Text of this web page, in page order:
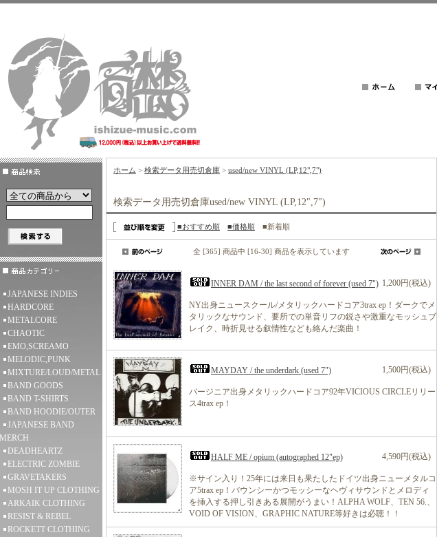
JAPANESE INDIES
HARDCORE
METALCORE
CHAOTIC
EMO,SCREAMO
MELODIC,PUNK
MIXTURE/LOUD/METAL
BAND GOODS
BAND T-SHIRTS
BAND HOODIE/OUTER
JAPANESE BAND
MERCH
DEADHEARTZ
ELECTRIC ZOMBIE
GRAVETAKERS
MOSH IT UP CLOTHING
ARKAIK CLOTHING
RESIST & REBEL
ROCKETT CLOTHING
ホーム > 検索データ用売切倉庫 > used/new VINYL (LP,12",7")
検索データ用売切倉庫used/new VINYL (LP,12",7")
■おすすめ順 ■価格順 ■新着順
全 [365] 商品中 [16-30] 商品を表示しています
INNER DAM / the last second of forever (used 7") 1,200円(税込)
NY出身ニュースクール/メタリックハードコア3trax ep！ダークでメ
タリックなサウンド、要所での単音リフの鋭さや激重なモッシュブ
レイク、時折見せる叙情性なども絡んだ楽曲！
MAYDAY / the underdark (used 7") 1,500円(税込)
バージニア出身メタリックハードコア92年VICIOUS CIRCLEリリー
ス4trax ep！
HALF ME / opium (autographed 12"ep) 4,590円(税込)
※サイン入り！25年には来日も果たしたドイツ出身ニューメタルコ
ア5trax ep！バウンシーかつモッシーなヘヴィサウンドとメロディ
を挿入する押し引きある展開がうまい！ALPHA WOLF、TEN 56.、
VOID OF VISION、GRAPHIC NATURE等好きは必聴！！